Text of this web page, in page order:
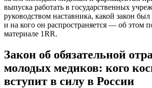
выпуска работать в государственных
руководством наставника, какой закон
и на кого он распространяется — об этом
материале 1RR.
Закон об обязательной
молодых медиков: кого
вступит в силу в России